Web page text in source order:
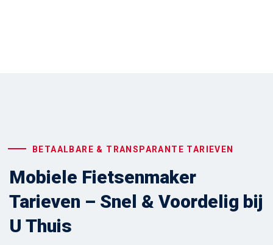
BETAALBARE & TRANSPARANTE TARIEVEN
Mobiele Fietsenmaker
Tarieven – Snel & Voordelig bij
U Thuis